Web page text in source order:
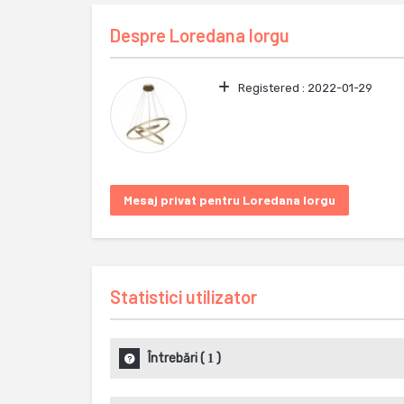
Despre Loredana Iorgu
Registered : 2022-01-29
Mesaj privat pentru Loredana Iorgu
Statistici utilizator
Întrebări( 1 )